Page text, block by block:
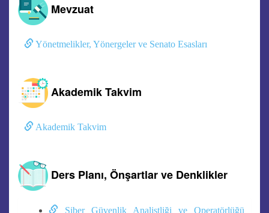
Mevzuat
Yönetmelikler, Yönergeler ve Senato Esasları
Akademik Takvim
Akademik Takvim
Ders Planı, Önşartlar ve Denklikler
Siber Güvenlik Analistliği ve Operatörlüğü